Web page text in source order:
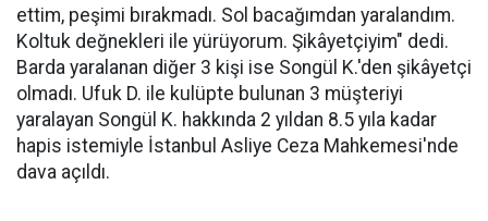
ettim, peşimi bırakmadı. Sol bacağımdan yaralandım.
Koltuk değnekleri ile yürüyorum. Şikâyetçiyim" dedi.
Barda yaralanan diğer 3 kişi ise Songül K.'den şikâyetçi
olmadı. Ufuk D. ile kulüpte bulunan 3 müşteriyi
yaralayan Songül K. hakkında 2 yıldan 8.5 yıla kadar
hapis istemiyle İstanbul Asliye Ceza Mahkemesi'nde
dava açıldı.